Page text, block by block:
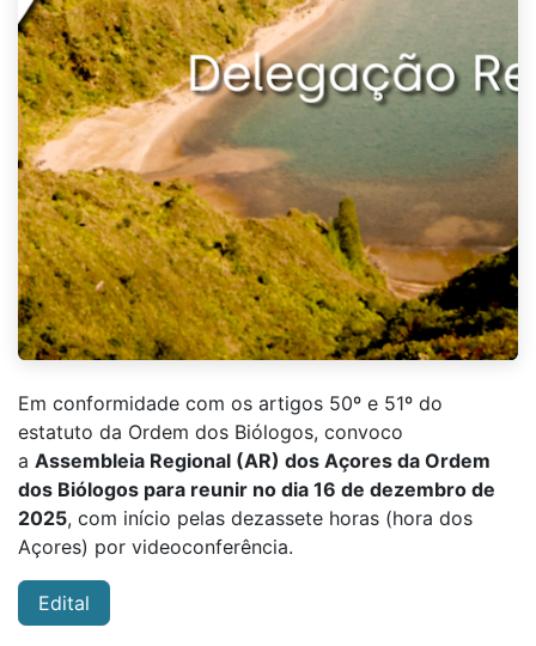
Em conformidade com os artigos 50º e 51º do
estatuto da Ordem dos Biólogos, convoco
a Assembleia Regional (AR) dos Açores da Ordem
dos Biólogos para reunir no dia 16 de dezembro de
2025, com início pelas dezassete horas (hora dos
Açores) por videoconferência.
Edital